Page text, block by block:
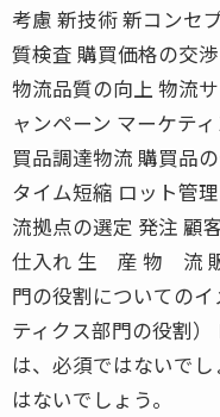
考慮 新技術 新コンセ
質検査 購買価格の交
物流品質の向上 物流
ャンペーン マーケテ
買品調達物流 購買品
タイム短縮 ロット管
流拠点の選定 発注 顧
仕入れ 生 産 物 流
門の役割についての
ティクス部門の役割）
は、必須ではないで
はないでしょう。